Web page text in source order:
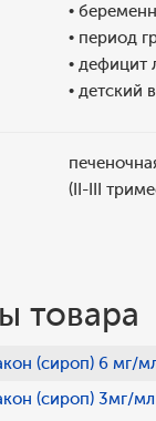
•
• период
• дефицит
• детский
(II-III
товара
(сироп) 6 мг/
(сироп) 3мг/